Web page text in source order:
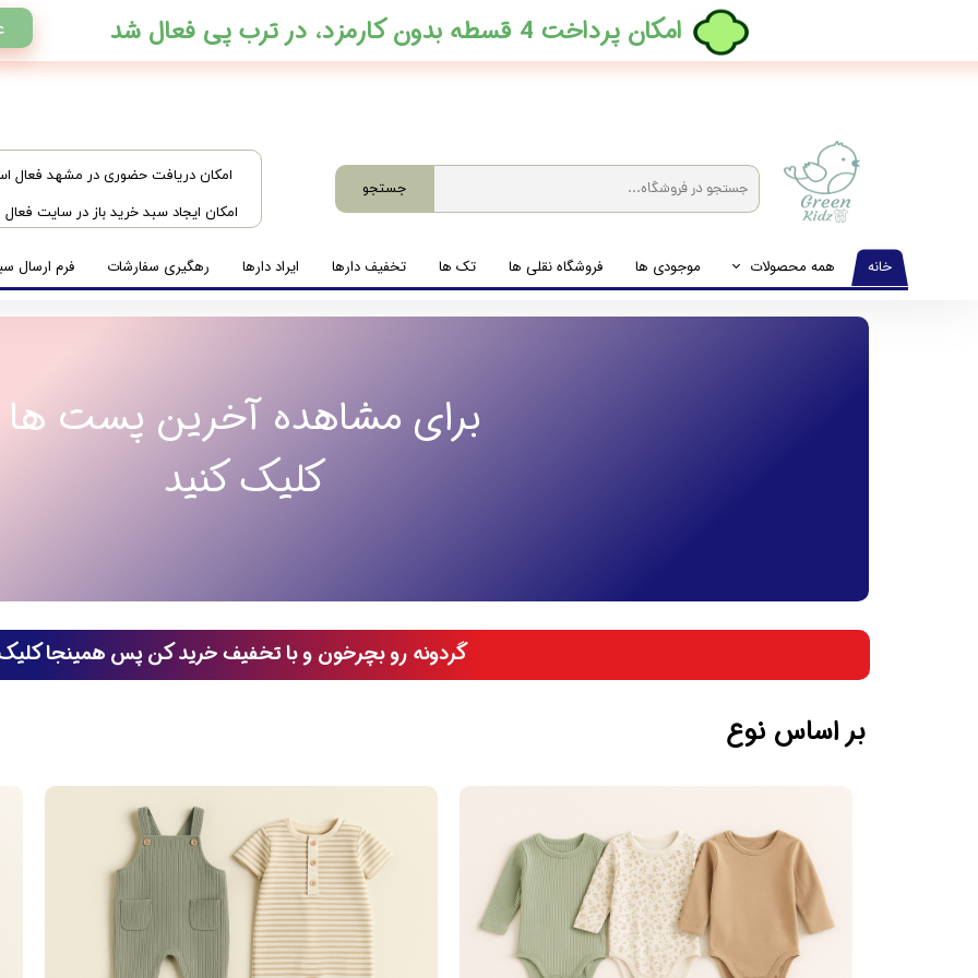
​امکان دریافت حضوری در مشهد فعال
امکان ایجاد سبد خرید باز در سایت
جستجو
خانه همه محصولات
لباس نوزاد تا نوجوان
موجودی ها فروشگاه نقلی ها تک ها تخفیف دارها ایراد دارها رهگیری سفارشات فرم ارسال
​امکان پرداخت 4 قسطه بدون کارمزد، در ترب پی فعال شد
برای مشاهده آخرین پست ها
کلیک کنید
گردونه رو بچرخون و با تخفیف خرید کن پس همینجا
بر اساس نوع